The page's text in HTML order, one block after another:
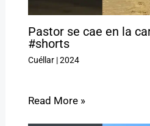
Pastor se cae en la
#shorts
Cuéllar|2024
Read More »